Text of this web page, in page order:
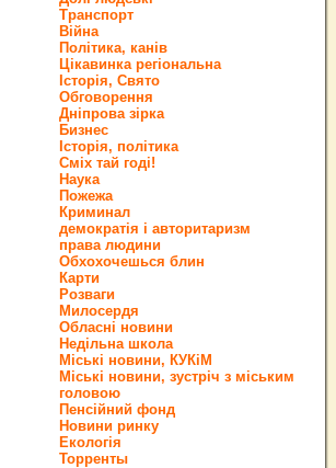
Транспорт
Війна
Політика, канів
Цікавинка регіональна
Історія, Свято
Обговорення
Дніпрова зірка
Бизнес
Історія, політика
Сміх тай годі!
Наука
Пожежа
Криминал
демократія і авторитаризм
права людини
Обхохочешься блин
Карти
Розваги
Милосердя
Обласні новини
Недільна школа
Міські новини, КУКіМ
Міські новини, зустріч з міським
головою
Пенсійний фонд
Новини ринку
Екологія
Торренты